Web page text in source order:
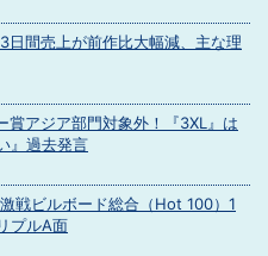
間売上が前作比大幅減、主な理
賞アジア部門対象外！『3XL』は
』過去発言
戦ビルボード総合（Hot 100）1
プルA面